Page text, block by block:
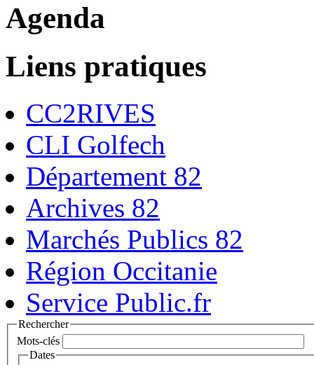
Agenda
Liens pratiques
CC2RIVES
CLI Golfech
Département 82
Archives 82
Marchés Publics 82
Région Occitanie
Service Public.fr
Rechercher
Mots-clés
Dates